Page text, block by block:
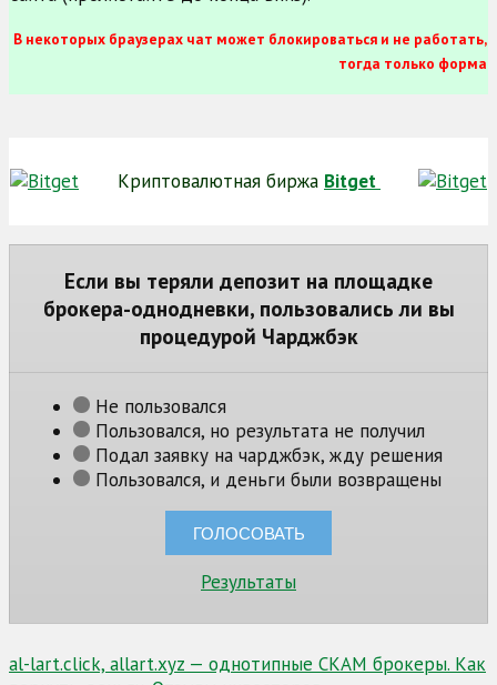
В некоторых браузерах чат может блокироваться и не работать,
тогда только форма
Криптовалютная биржа Bitget
Если вы теряли депозит на площадке
брокера-однодневки, пользовались ли вы
процедурой Чарджбэк
Не пользовался
Пользовался, но результата не получил
Подал заявку на чарджбэк, жду решения
Пользовался, и деньги были возвращены
Результаты
Навигация
al-lart.click, allart.xyz — однотипные СКАМ брокеры. Как